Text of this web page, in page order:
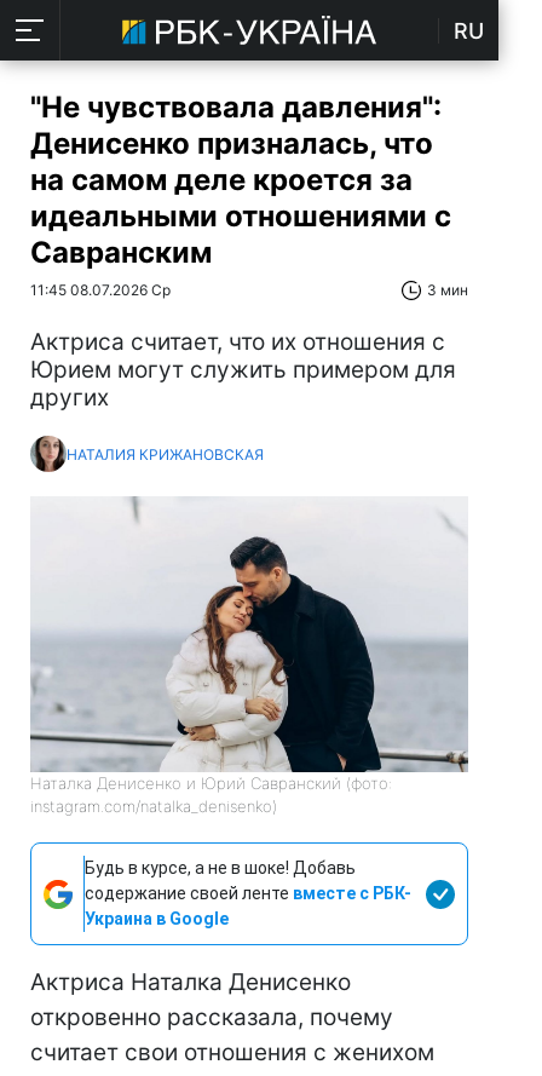
RU
"Не чувствовала давления":
Денисенко призналась, что
на самом деле кроется за
идеальными отношениями с
Савранским
11:45 08.07.2026 Ср 3 мин
Актриса считает, что их отношения с
Юрием могут служить примером для
других
НАТАЛИЯ КРИЖАНОВСКАЯ
Наталка Денисенко и Юрий Савранский (фото:
instagram.com/natalka_denisenko)
Будь в курсе, а не в шоке! Добавь
содержание своей ленте вместе с РБК-
Украина в Google
Актриса Наталка Денисенко
откровенно рассказала, почему
считает свои отношения с женихом